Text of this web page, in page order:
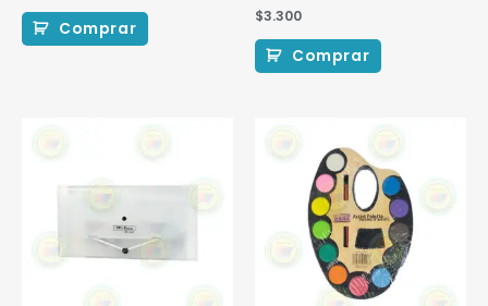
Comprar
$3.300
Comprar